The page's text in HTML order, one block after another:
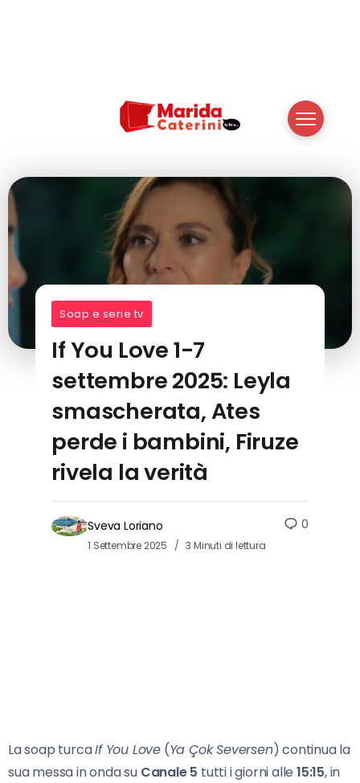
Soap e serie tv
If You Love 1-7
settembre 2025: Leyla
smascherata, Ates
perde i bambini, Firuze
rivela la verità
Sveva Loriano
1 Settembre 2025 3 Minuti di lettura
0
La soap turcaIf You Love (Ya Çok Seversen) continua la
sua messa in onda su Canale 5 tutti i giorni alle15:15, in